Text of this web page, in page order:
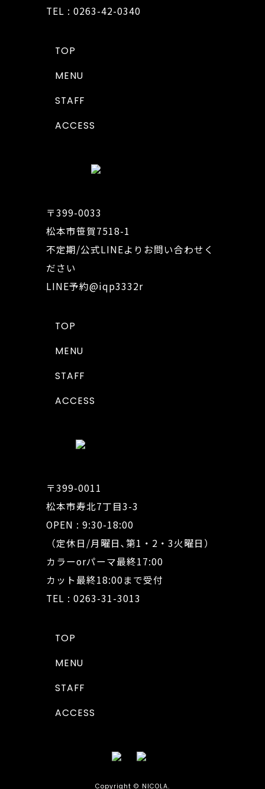
TEL : 0263-42-0340
TOP
MENU
STAFF
ACCESS
〒399-0033
松本市笹賀7518-1
不定期/公式LINEよりお問い合わせく
ださい
LINE予約@iqp3332r
TOP
MENU
STAFF
ACCESS
〒399-0011
松本市寿北7丁目3-3
OPEN : 9:30-18:00
（定休日/月曜日､第1・2・3火曜日）
カラーorパーマ最終17:00
カット最終18:00まで受付
TEL : 0263-31-3013
TOP
MENU
STAFF
ACCESS
Copyright © NICOLA.